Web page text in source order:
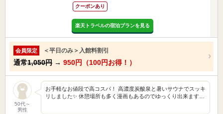
クーポンあり
楽天トラベルの宿泊プランを見る
会員限定 ＜平日のみ＞入館料割引
通常1,050円 → 950円（100円お得！）
50代～
男性
お手軽なお値段で高コスパ！ 高濃度炭酸泉と暑いサウナでスッキ
リしました✨ 休憩場所も多く漫画もあるのでゆっくり出来ます…